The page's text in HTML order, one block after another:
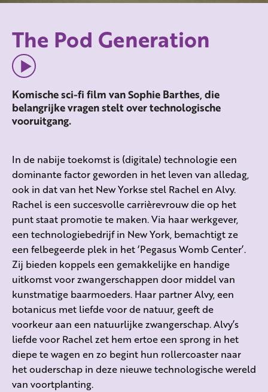
The Pod Generation
Komische sci-fi film van Sophie Barthes, die
belangrijke vragen stelt over technologische
vooruitgang.
In de nabije toekomst is (digitale) technologie een
dominante factor geworden in het leven van alledag,
ook in dat van het New Yorkse stel Rachel en Alvy.
Rachel is een succesvolle carrièrevrouw die op het
punt staat promotie te maken. Via haar werkgever,
een technologiebedrijf in New York, bemachtigt ze
een felbegeerde plek in het ‘Pegasus Womb Center’.
Zij bieden koppels een gemakkelijke en handige
uitkomst voor zwangerschappen door middel van
kunstmatige baarmoeders. Haar partner Alvy, een
botanicus met liefde voor de natuur, geeft de
voorkeur aan een natuurlijke zwangerschap. Alvy’s
liefde voor Rachel zet hem ertoe een sprong in het
diepe te wagen en zo begint hun rollercoaster naar
het ouderschap in deze nieuwe technologische wereld
van voortplanting.